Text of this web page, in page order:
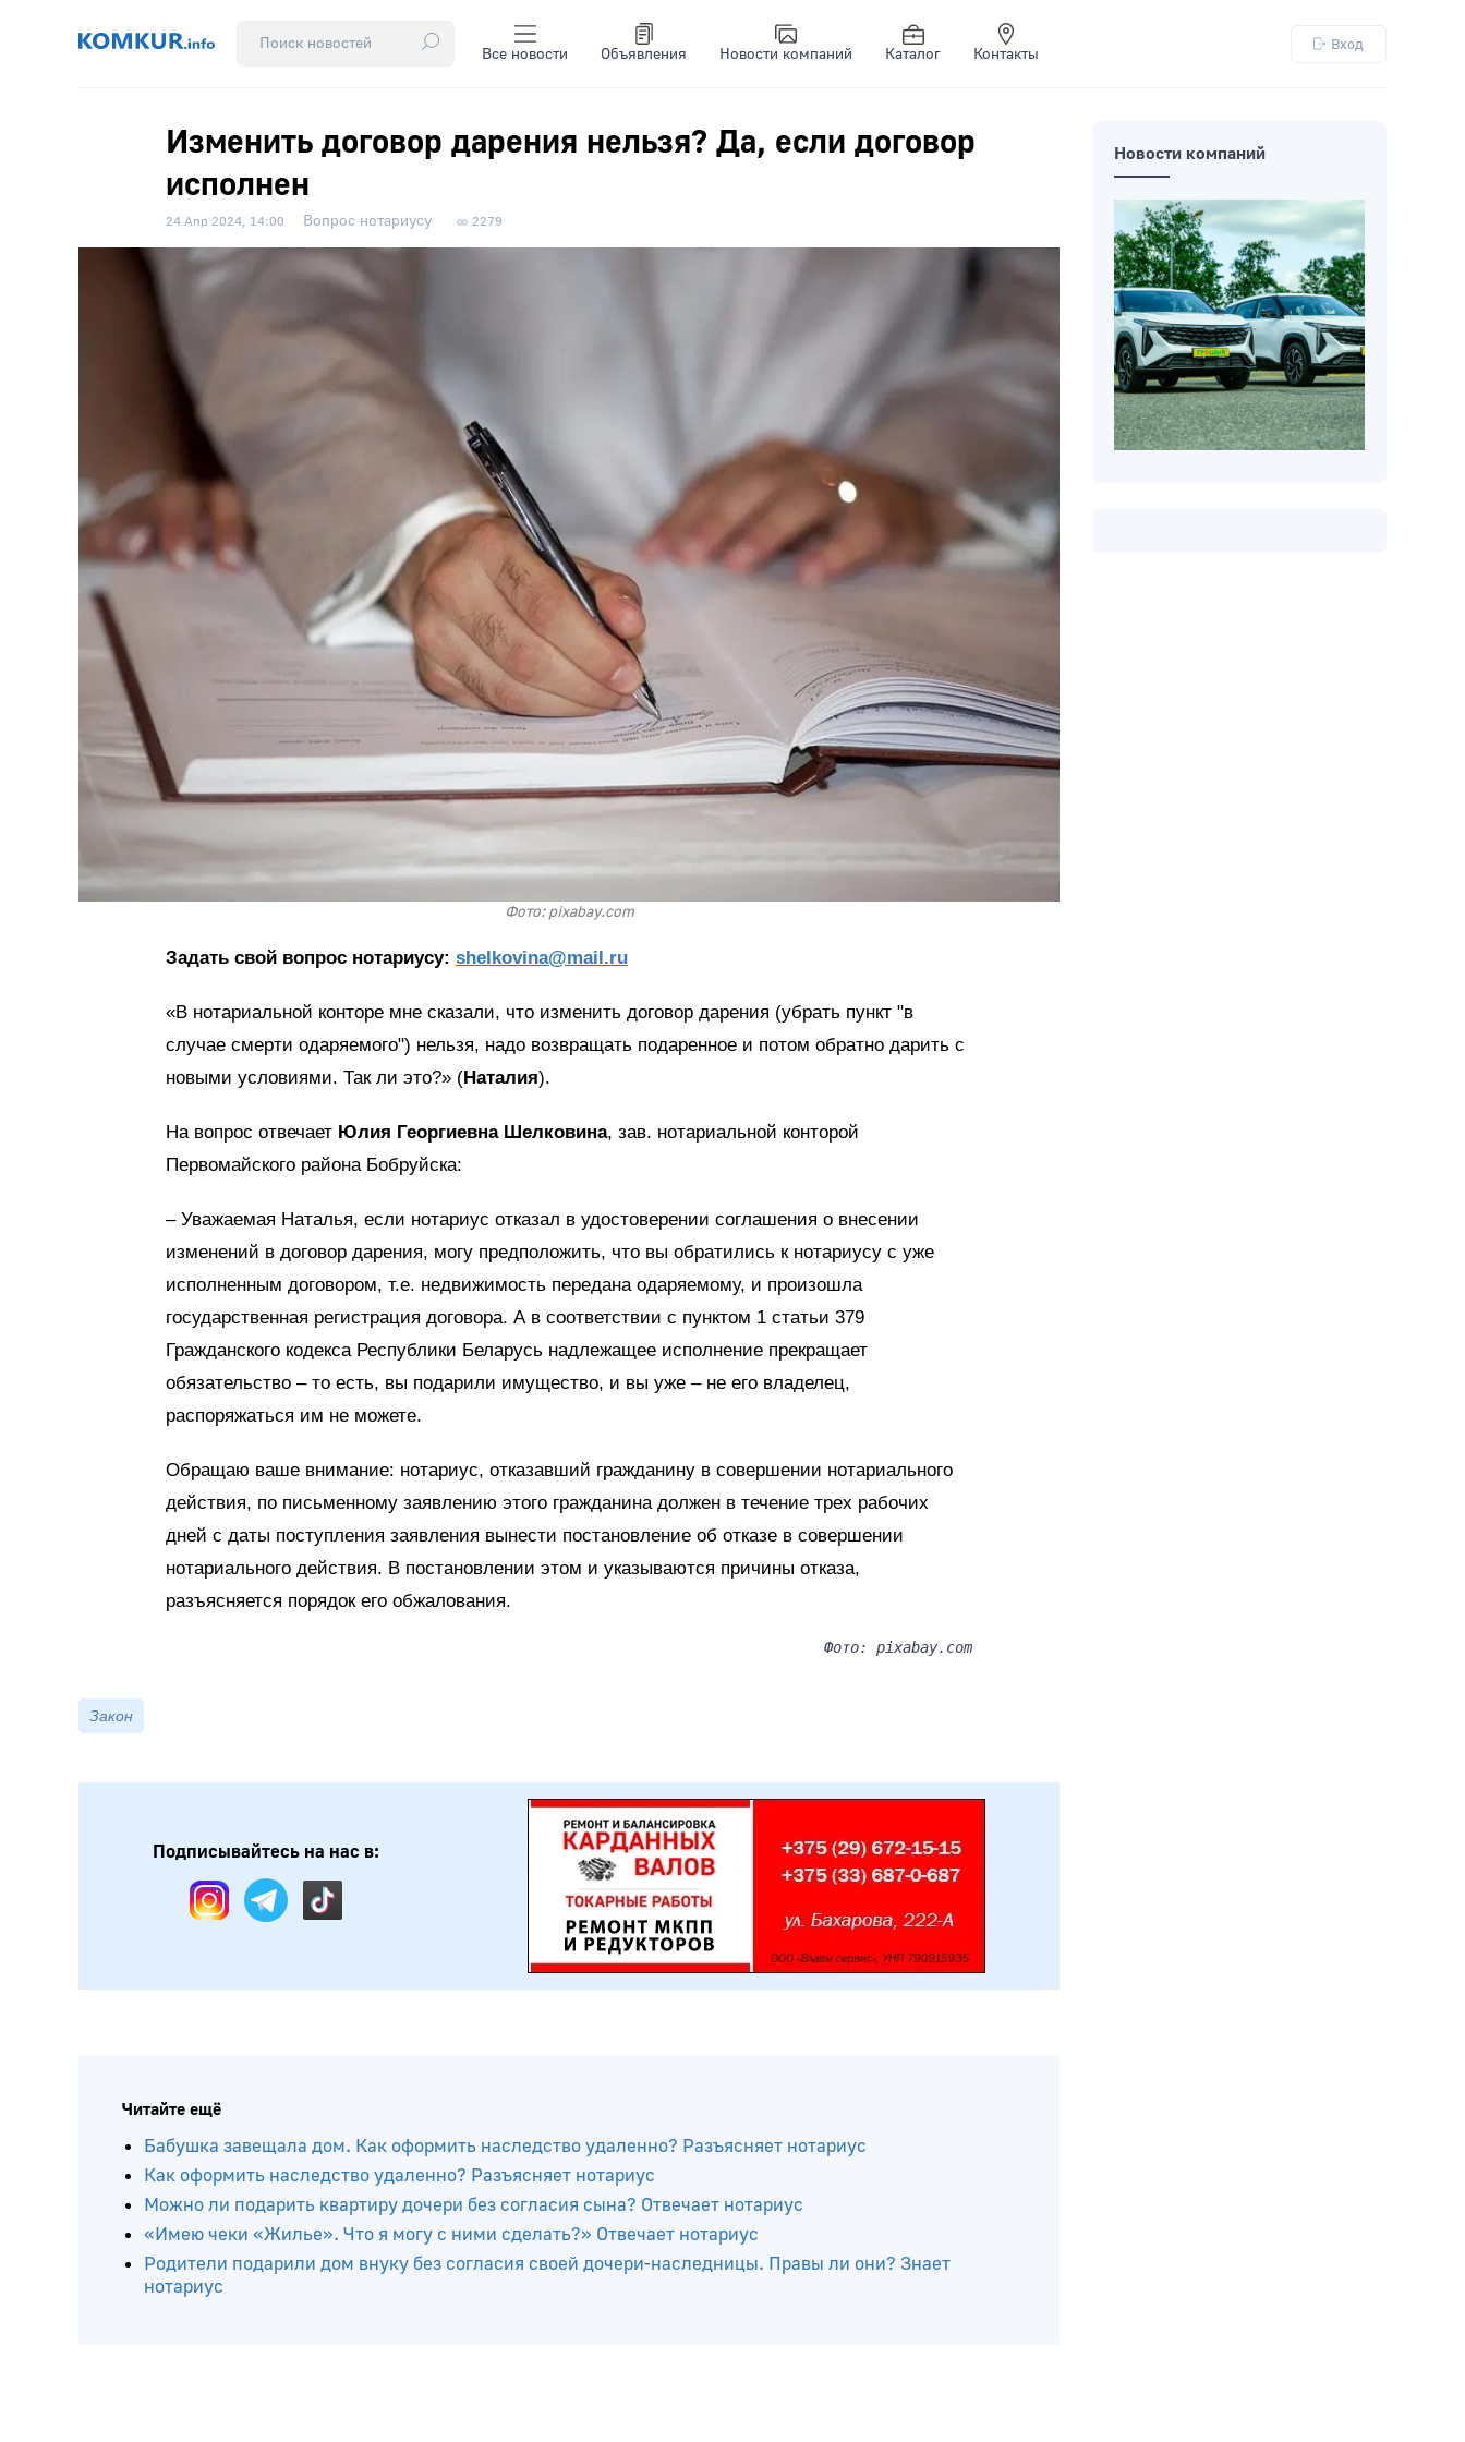
Все новости Объявления Новости компаний Каталог Контакты
Вход
Изменить договор дарения нельзя? Да, если договор
исполнен
24 Апр 2024, 14:00 Вопрос нотариусу 2279
Фото: pixabay.com
Задать свой вопрос нотариусу: shelkovina@mail.ru
«В нотариальной конторе мне сказали, что изменить договор дарения (убрать пункт "в
случае смерти одаряемого") нельзя, надо возвращать подаренное и потом обратно дарить с
новыми условиями. Так ли это?» (Наталия).
На вопрос отвечает Юлия Георгиевна Шелковина, зав. нотариальной конторой
Первомайского района Бобруйска:
– Уважаемая Наталья, если нотариус отказал в удостоверении соглашения о внесении
изменений в договор дарения, могу предположить, что вы обратились к нотариусу с уже
исполненным договором, т.е. недвижимость передана одаряемому, и произошла
государственная регистрация договора. А в соответствии с пунктом 1 статьи 379
Гражданского кодекса Республики Беларусь надлежащее исполнение прекращает
обязательство – то есть, вы подарили имущество, и вы уже – не его владелец,
распоряжаться им не можете.
Обращаю ваше внимание: нотариус, отказавший гражданину в совершении нотариального
действия, по письменному заявлению этого гражданина должен в течение трех рабочих
дней с даты поступления заявления вынести постановление об отказе в совершении
нотариального действия. В постановлении этом и указываются причины отказа,
разъясняется порядок его обжалования.
Фото: pixabay.com
Закон
Подписывайтесь на нас в:
Читайте ещё
Бабушка завещала дом. Как оформить наследство удаленно? Разъясняет нотариус
Как оформить наследство удаленно? Разъясняет нотариус
Можно ли подарить квартиру дочери без согласия сына? Отвечает нотариус
«Имею чеки «Жилье». Что я могу с ними сделать?» Отвечает нотариус
Родители подарили дом внуку без согласия своей дочери-наследницы. Правы ли они? Знает
нотариус
Новости компаний